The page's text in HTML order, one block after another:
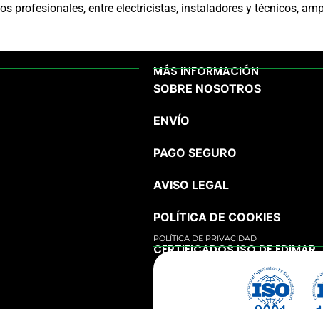
profesionales, entre electricistas, instaladores y técnicos,
MÁS INFORMACIÓN
SOBRE NOSOTROS
ENVÍO
PAGO SEGURO
AVISO LEGAL
POLÍTICA DE COOKIES
POLÍTICA DE PRIVACIDAD
CERTIFICADOS ISO DE EDIMAR